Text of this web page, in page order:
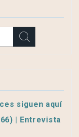
siguen aquí
| Entrevista